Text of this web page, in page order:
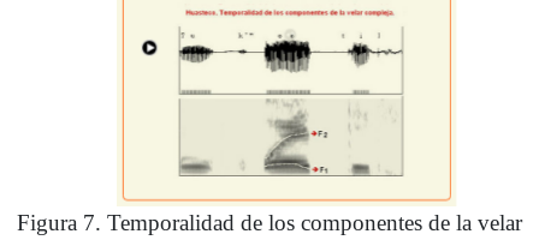
Figura 7. Temporalidad de los componentes de la velar